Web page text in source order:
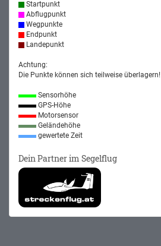
Startpunkt
Abflugpunkt
Wegpunkte
Endpunkt
Landepunkt
Achtung:
Die Punkte können sich teilweise überlagern!
Sensorhöhe
GPS-Höhe
Motorsensor
Geländehöhe
gewertete Zeit
Dein Partner im Segelflug